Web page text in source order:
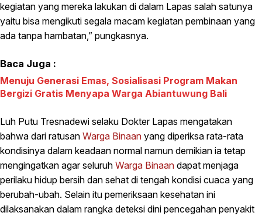
kegiatan yang mereka lakukan di dalam Lapas salah satunya
yaitu bisa mengikuti segala macam kegiatan pembinaan yang
ada tanpa hambatan,” pungkasnya.
Baca Juga :
Menuju Generasi Emas, Sosialisasi Program Makan
Bergizi Gratis Menyapa Warga Abiantuwung Bali
Luh Putu Tresnadewi selaku Dokter Lapas mengatakan
bahwa dari ratusan Warga Binaan yang diperiksa rata-rata
kondisinya dalam keadaan normal namun demikian ia tetap
mengingatkan agar seluruh Warga Binaan dapat menjaga
perilaku hidup bersih dan sehat di tengah kondisi cuaca yang
berubah-ubah. Selain itu pemeriksaan kesehatan ini
dilaksanakan dalam rangka deteksi dini pencegahan penyakit